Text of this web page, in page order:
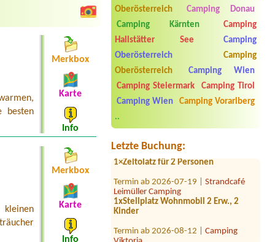
Oberösterreich
Camping Donau
Camping Kärnten
Camping
Hallstätter See
Camping
Oberösterreich
Camping
Oberösterreich
Camping Wien
Camping Steiermark
Camping Tirol
Camping Wien
Camping Vorarlberg
..
Letzte Buchung:
Termin ab 2026-07-30 |Panorama
Camping Sonnenberg
1 x Stellplatz für Van (6m lang) mit
Neufelder See
1×Zeltolatz für 2 Personen
Leimüller Camping
1xStellplatz Wohnmobil 2 Erw., 2
Kinder
Viktoria
besten
Merkbox
Karte
Info
Merkbox
Karte
Info